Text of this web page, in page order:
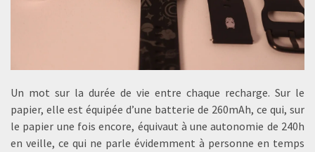
Un mot sur la durée de vie entre chaque recharge. Sur le
papier, elle est équipée d’une batterie de 260mAh, ce qui, sur
le papier une fois encore, équivaut à une autonomie de 240h
en veille, ce qui ne parle évidemment à personne en temps